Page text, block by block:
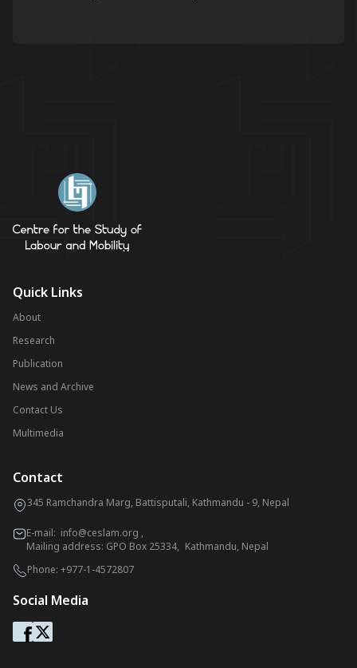
Quick Links
About
Research
Publication
News and Archive
Contact Us
Multimedia
Contact
345 Ramchandra Marg, Battisputali, Kathmandu - 9, Nepal
E-mail: info@ceslam.org ,
Mailing address: GPO Box 25334, Kathmandu, Nepal
Phone: +977-1-4572807
Social Media